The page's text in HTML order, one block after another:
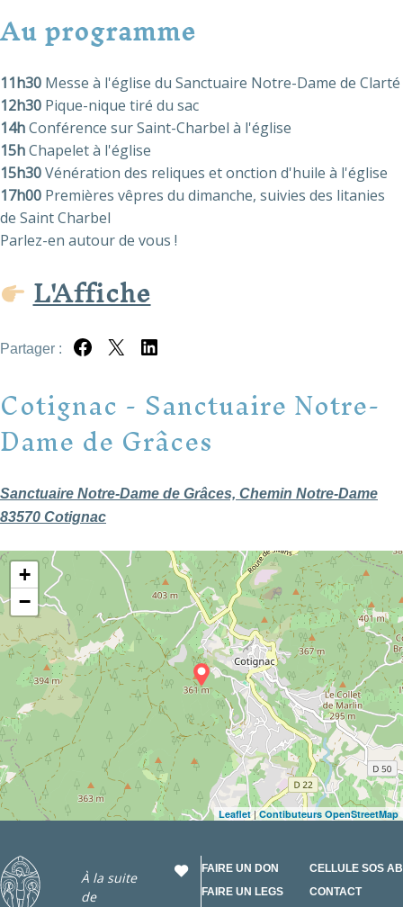
Au programme
11h30 Messe à l'église du Sanctuaire Notre-Dame de Clarté
12h30 Pique-nique tiré du sac
14hConférence sur Saint-Charbel à l'église
15hChapelet à l'église
15h30Vénération des reliques et onction d'huile à l'église
17h00 Premières vêpres du dimanche, suivies des litanies
de Saint Charbel
Parlez-en autour de vous !
L'Affiche
Partager :
Partager sur Facebook
Partager sur X
Partager sur LinkedIn
Cotignac - Sanctuaire Notre-
Dame de Grâces
Sanctuaire Notre-Dame de Grâces, Chemin Notre-Dame
83570 Cotignac
+
−
Leaflet|Contibuteurs OpenStreetMap
À la suite
de
FAIRE UN DON
FAIRE UN LEGS
CELLULE SOS
CONTACT